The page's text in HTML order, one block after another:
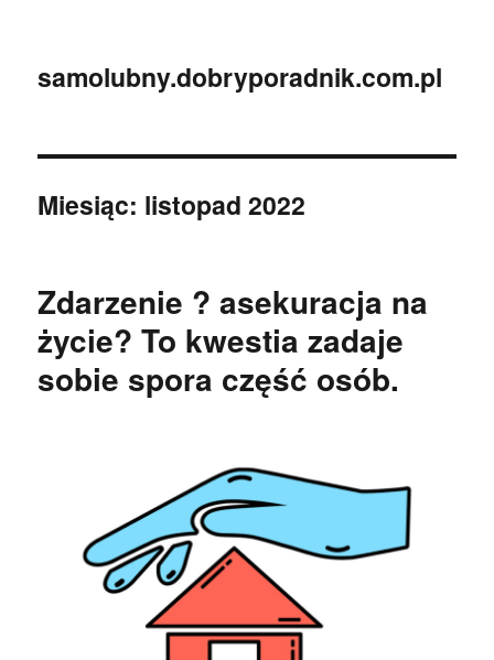
samolubny.dobryporadnik.com.pl
Miesiąc: listopad 2022
Zdarzenie ? asekuracja na
życie? To kwestia zadaje
sobie spora część osób.